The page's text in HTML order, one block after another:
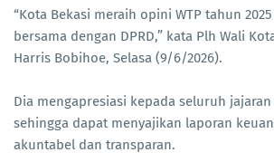
“Kota Bekasi meraih opini WTP tahun
bersama dengan DPRD,” kata Plh Wali
Harris Bobihoe, Selasa (9/6/2026).
Dia mengapresiasi kepada seluruh jajaran
sehingga dapat menyajikan laporan
akuntabel dan transparan.